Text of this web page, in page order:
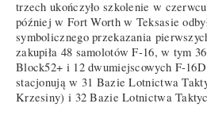
trzech ukończyło szkolenie w
później w Fort Worth w Teksasie
symbolicznego przekazania
zakupiła 48 samolotów F-16, w tym
Block52+ i 12 dwumiejscowych F-
stacjonują w 31 Bazie Lotnictwa
Krzesiny) i 32 Bazie Lotnictwa